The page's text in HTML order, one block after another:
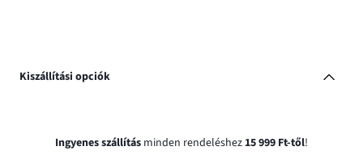
Kiszállítási opciók
Ingyenes szállítás minden rendeléshez 15 999 Ft-től!